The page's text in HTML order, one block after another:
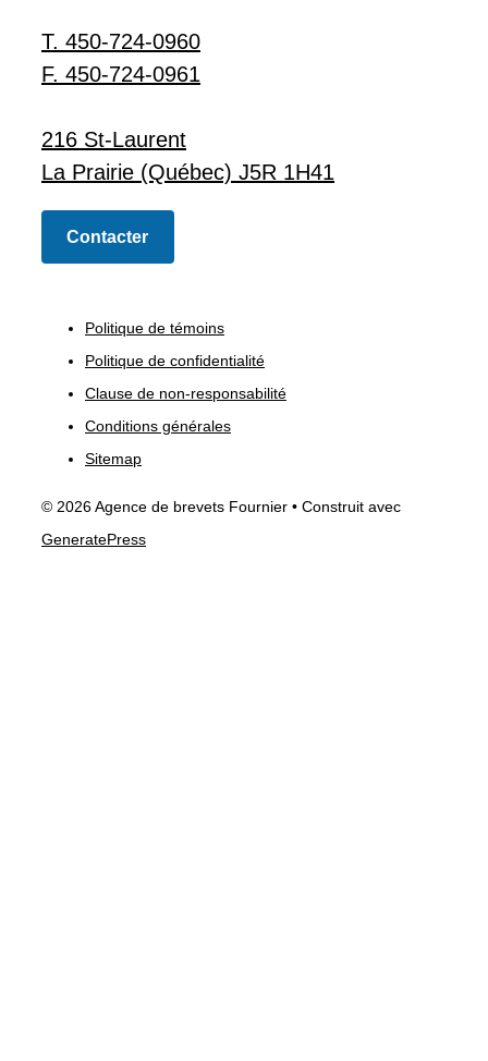
T. 450-724-0960
F. 450-724-0961
216 St-Laurent
La Prairie (Québec) J5R 1H41
Contacter
Politique de témoins
Politique de confidentialité
Clause de non-responsabilité
Conditions générales
Sitemap
© 2026 Agence de brevets Fournier • Construit avec
GeneratePress